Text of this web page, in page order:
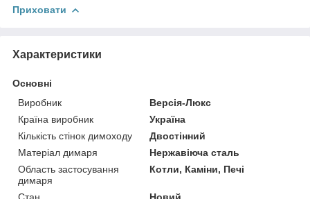
Приховати
Характеристики
Основні
Виробник
Версія-Люкс
Країна виробник
Україна
Кількість стінок димоходу
Двостінний
Матеріал димаря
Нержавіюча сталь
Область застосування
димаря
Котли, Каміни, Печі